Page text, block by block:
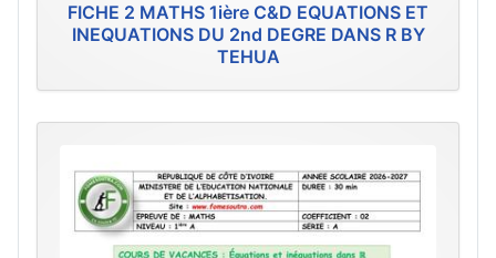
FICHE 2 MATHS 1ière C&D EQUATIONS ET
INEQUATIONS DU 2nd DEGRE DANS R BY
TEHUA